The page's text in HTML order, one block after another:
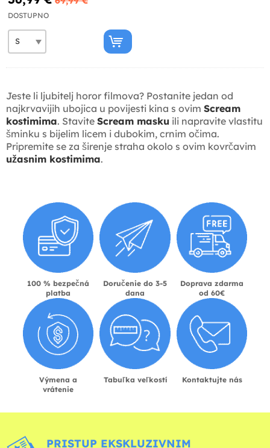
DOSTUPNO
Jeste li ljubitelj horor filmova? Postanite jedan od
najkrvavijih ubojica u povijesti kina s ovim Scream
kostimima. Stavite Scream masku ili napravite vlastitu
šminku s bijelim licem i dubokim, crnim očima.
Pripremite se za širenje straha okolo s ovim kovrčavim
užasnim kostimima.
100 % bezpečná
platba
Doručenie do 3-5
dana
Doprava zdarma
od 60€
Výmena a
vrátenie
Tabuľka veľkostí Kontaktujte nás
PRISTUP EKSKLUZIVNIM